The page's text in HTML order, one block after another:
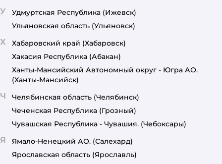
У Удмуртская Республика (Ижевск)
Ульяновская область (Ульяновск)
Х Хабаровский край (Хабаровск)
Хакасия Республика (Абакан)
Ханты-Мансийский Автономный округ - Югра АО.
(Ханты-Мансийск)
Ч Челябинская область (Челябинск)
Чеченская Республика (Грозный)
Чувашская Республика - Чувашия. (Чебоксары)
Я Ямало-Ненецкий АО. (Салехард)
Ярославская область (Ярославль)